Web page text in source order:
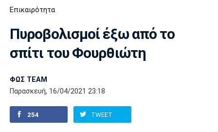
ΠΟΔΟΣΦΑΙΡΟ
ΒΟΛΕΪ ΠΟΛΟ ΣΠΟΡ
AUTO-MOTO
Ποδόσφαιρο
Super League 1
Super League 2
Γ Εθνική
Ελλάδα
Μπάσκετ
Ελλάδα
Εθνική
EuroLeague
Ολυμπιακοί Αγώνες
Βόλεϊ
Πόλο
Ολυμπιακός ΑΕΚ
Παναθηναϊκός Ατρόμητος
Επικαιρότητα
Πυροβολισμοί έξω από το
σπίτι του Φουρθιώτη
ΦΩΣ TEAM
Παρασκευή, 16/04/2021 23:18
254 TWEET